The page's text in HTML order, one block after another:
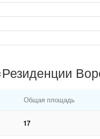
Общая площадь
17